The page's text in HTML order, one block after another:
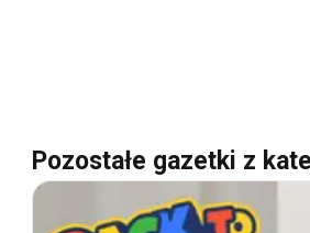
Pozostałe gazetki z